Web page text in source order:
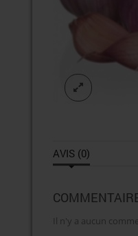
AVIS (0)
Il n'y a aucun